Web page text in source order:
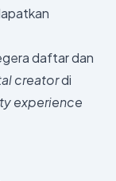
daftar dan
creatordi
experience